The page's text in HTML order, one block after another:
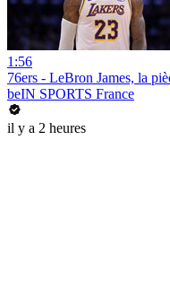
1:56
76ers - LeBron James, la
beIN SPORTS France
il y a 2 heures